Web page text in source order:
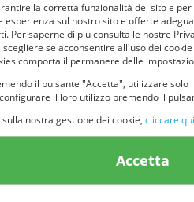
FAQs
la corretta funzionalità del sito e
sul nostro sito e offerte
Per saperne di più consulta le nostre
se acconsentire all'uso dei
comporta il permanere delle
il pulsante "Accetta", utilizzare
il loro utilizzo premendo il
nostra gestione dei cookie, cliccare qui
Accetta